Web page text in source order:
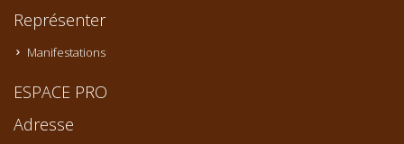
Représenter
Manifestations
ESPACE PRO
Adresse